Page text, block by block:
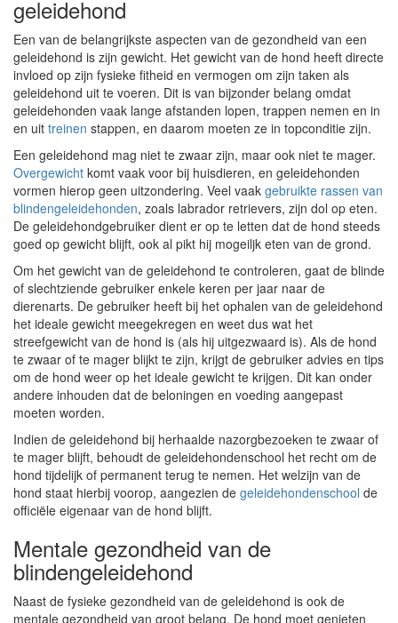
geleidehond
Een van de belangrijkste aspecten van de gezondheid van een
geleidehond is zijn gewicht. Het gewicht van de hond heeft directe
invloed op zijn fysieke fitheid en vermogen om zijn taken als
geleidehond uit te voeren. Dit is van bijzonder belang omdat
geleidehonden vaak lange afstanden lopen, trappen nemen en in
en uit treinen stappen, en daarom moeten ze in topconditie zijn.
Een geleidehond mag niet te zwaar zijn, maar ook niet te mager.
Overgewicht komt vaak voor bij huisdieren, en geleidehonden
vormen hierop geen uitzondering. Veel vaak gebruikte rassen van
blindengeleidehonden, zoals labrador retrievers, zijn dol op eten.
De geleidehondgebruiker dient er op te letten dat de hond steeds
goed op gewicht blijft, ook al pikt hij mogeiljk eten van de grond.
Om het gewicht van de geleidehond te controleren, gaat de blinde
of slechtziende gebruiker enkele keren per jaar naar de
dierenarts. De gebruiker heeft bij het ophalen van de geleidehond
het ideale gewicht meegekregen en weet dus wat het
streefgewicht van de hond is (als hij uitgezwaard is). Als de hond
te zwaar of te mager blijkt te zijn, krijgt de gebruiker advies en tips
om de hond weer op het ideale gewicht te krijgen. Dit kan onder
andere inhouden dat de beloningen en voeding aangepast
moeten worden.
Indien de geleidehond bij herhaalde nazorgbezoeken te zwaar of
te mager blijft, behoudt de geleidehondenschool het recht om de
hond tijdelijk of permanent terug te nemen. Het welzijn van de
hond staat hierbij voorop, aangezien de geleidehondenschool de
officiële eigenaar van de hond blijft.
Mentale gezondheid van de
blindengeleidehond
Naast de fysieke gezondheid van de geleidehond is ook de
mentale gezondheid van groot belang. De hond moet genieten